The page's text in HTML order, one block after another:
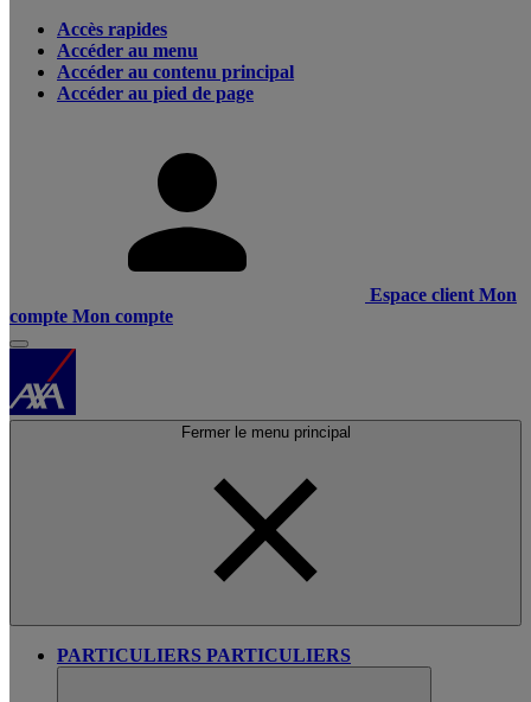
Accès rapides
Accéder au menu
Accéder au contenu principal
Accéder au pied de page
Espace client Mon
compte Mon compte
Fermer le menu principal
PARTICULIERS PARTICULIERS